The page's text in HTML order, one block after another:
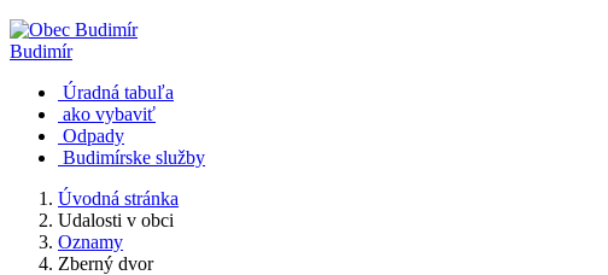
Budimír
Úradná tabuľa
ako vybaviť
Odpady
Budimírske služby
Úvodná stránka
Udalosti v obci
Oznamy
Zberný dvor